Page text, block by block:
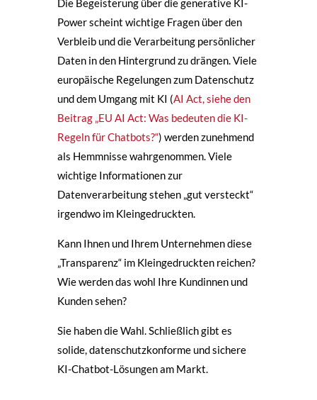
Die Begeisterung über die generative KI-
Power scheint wichtige Fragen über den
Verbleib und die Verarbeitung persönlicher
Daten in den Hintergrund zu drängen. Viele
europäische Regelungen zum Datenschutz
und dem Umgang mit KI (AI Act, siehe den
Beitrag „EU AI Act: Was bedeuten die KI-
Regeln für Chatbots?“) werden zunehmend
als Hemmnisse wahrgenommen. Viele
wichtige Informationen zur
Datenverarbeitung stehen „gut versteckt“
irgendwo im Kleingedruckten.
Kann Ihnen und Ihrem Unternehmen diese
„Transparenz“ im Kleingedruckten reichen?
Wie werden das wohl Ihre Kundinnen und
Kunden sehen?
Sie haben die Wahl. Schließlich gibt es
solide, datenschutzkonforme und sichere
KI-Chatbot-Lösungen am Markt.